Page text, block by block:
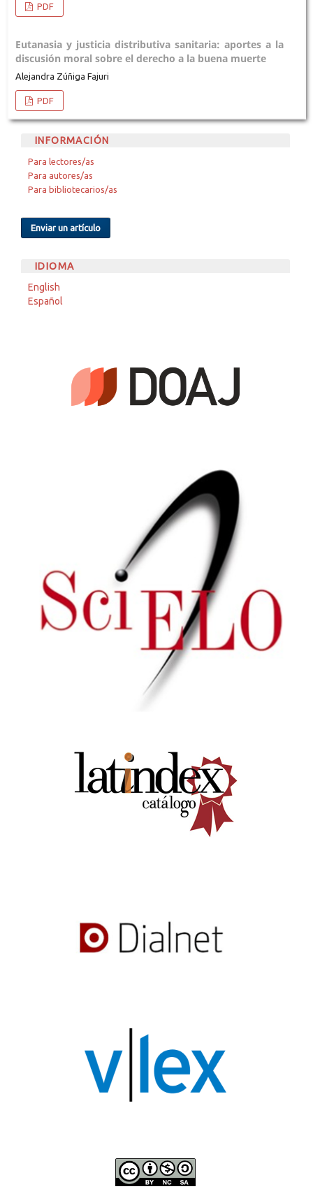
PDF
Eutanasia y justicia distributiva sanitaria: aportes a la
discusión moral sobre el derecho a la buena muerte
Alejandra Zúñiga Fajuri
PDF
INFORMACIÓN
Para lectores/as
Para autores/as
Para bibliotecarios/as
Enviar un artículo
IDIOMA
English
Español